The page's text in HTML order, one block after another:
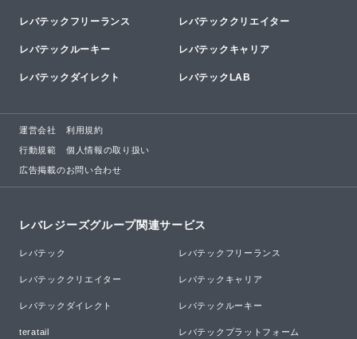
レバテックフリーランス レバテッククリエイター
レバテックルーキー レバテックキャリア
レバテックダイレクト レバテックLAB
運営会社 利用規約
行動規範 個人情報の取り扱い
広告掲載のお問い合わせ
レバレジーズグループ関連サービス
レバテック レバテックフリーランス
レバテッククリエイター レバテックキャリア
レバテックダイレクト レバテックルーキー
teratail レバテックプラットフォーム